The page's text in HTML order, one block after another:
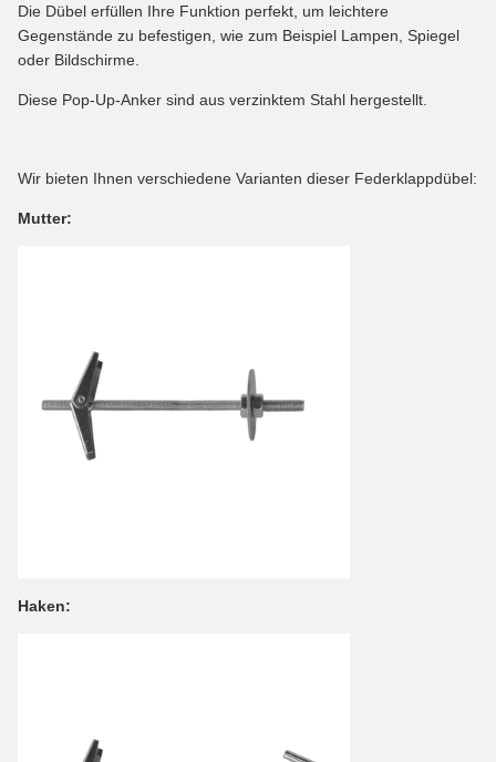
Die Dübel erfüllen Ihre Funktion perfekt, um leichtere
Gegenstände zu befestigen, wie zum Beispiel Lampen, Spiegel
oder Bildschirme.
Diese Pop-Up-Anker sind aus verzinktem Stahl hergestellt.
Wir bieten Ihnen verschiedene Varianten dieser Federklappdübel:
Mutter:
Haken: